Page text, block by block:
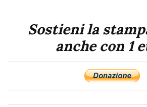
Sostieni la
anche con 1